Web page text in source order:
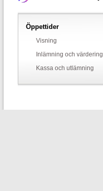
Öppettider
Visning
Inlämning och värdering
Kassa och utlämning